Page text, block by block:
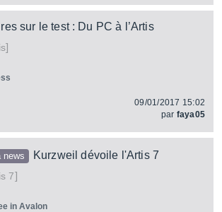
sur le test : Du PC à l’Artis
]
09/01/2017 15:02
par faya05
news
Kurzweil dévoile l'Artis 7
7]
in Avalon